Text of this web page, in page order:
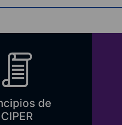
de
CIPER